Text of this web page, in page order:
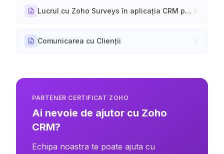
Lucrul cu Zoho Surveys în aplicația CRM pentru Android
Comunicarea cu Clienții
PARTENER CERTIFICAT ZOHO
Ai nevoie de ajutor cu Zoho
CRM?
Echipa noastra te poate ajuta cu